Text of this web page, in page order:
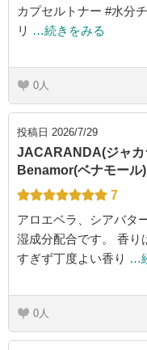
カプセルトナー #水分
リ …続きをみる
0
投稿日 2026/7/29
JACARANDA(ジャカ
Benamor(ベナモール)
7
アロエベラ、シアバタ
湿成分配合です。 香り
すぎず丁度よい香り …
0